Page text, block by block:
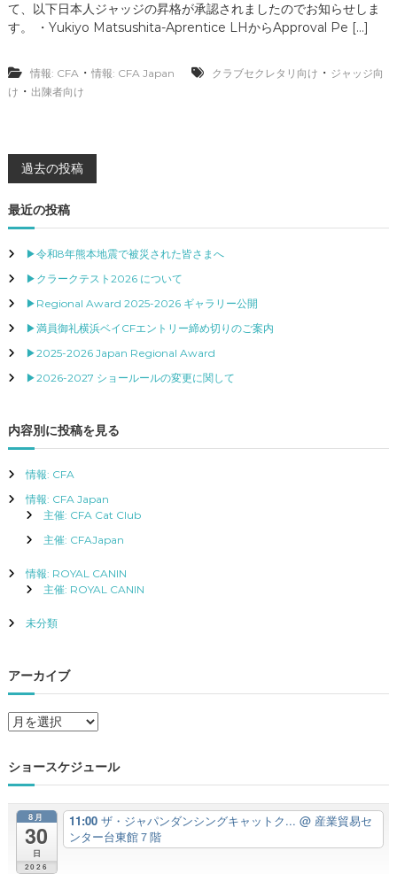
て、以下日本人ジャッジの昇格が承認されましたのでお知らせしま
す。 ・Yukiyo Matsushita-Aprentice LHからApproval Pe […]
情報: CFA・ 情報: CFA Japan クラブセクレタリ向け ・ ジャッジ向
け ・ 出陳者向け
投
稿
ナ
ビ
ゲ
ー
ョ
ン
過去の投稿
最近の投稿
▶令和8年熊本地震で被災された皆さまへ
▶クラークテスト2026 について
▶Regional Award 2025-2026 ギャラリー公開
▶満員御礼横浜ベイCFエントリー締め切りのご案内
▶2025-2026 Japan Regional Award
▶2026-2027 ショールールの変更に関して
内容別に投稿を見る
情報: CFA
情報: CFA Japan
主催: CFA Cat Club
主催: CFAJapan
情報: ROYAL CANIN
主催: ROYAL CANIN
未分類
アーカイブ
ア
イ
ショースケジュール
8月
30
日
2026
11:00 ザ・ジャパンダンシングキャットク... @ 産業貿易セ
ンター台東館７階